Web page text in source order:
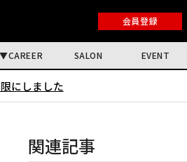
会員登録
CAREER SALON EVENT
にしました
関連記事